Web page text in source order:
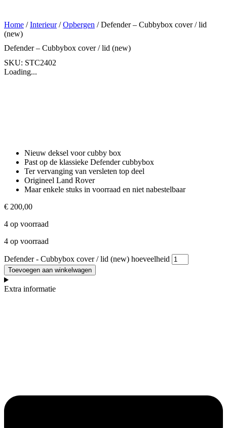
Home /Interieur/Opbergen / Defender – Cubbybox cover / lid
(new)
Defender – Cubbybox cover / lid (new)
SKU: STC2402
Loading...
Nieuw deksel voor cubby box
Past op de klassieke Defender cubbybox
Ter vervanging van versleten top deel
Origineel Land Rover
Maar enkele stuks in voorraad en niet nabestelbaar
€ 200,00
4 op voorraad
4 op voorraad
Defender - Cubbybox cover / lid (new) hoeveelheid
Toevoegen aan winkelwagen
Extra informatie